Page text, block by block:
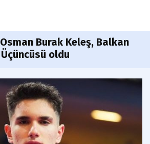
Osman Burak Keleş, Balkan
Üçüncüsü oldu